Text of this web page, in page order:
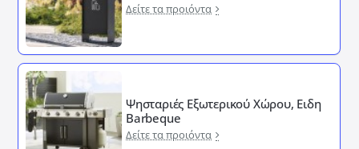
Δείτε τα προιόντα
Ψησταριές Εξωτερικού Χώρου, Ειδη
Barbeque
Δείτε τα προιόντα